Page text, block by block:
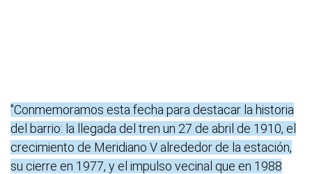
"Conmemoramos esta fecha para destacar la historia
del barrio: la llegada del tren un 27 de abril de 1910, el
crecimiento de Meridiano V alrededor de la estación,
su cierre en 1977, y el impulso vecinal que en 1988